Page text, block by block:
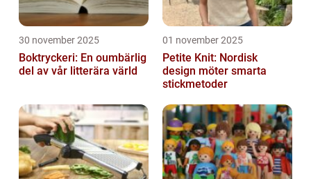
30 november 2025
Boktryckeri: En oumbärlig
del av vår litterära värld
01 november 2025
Petite Knit: Nordisk
design möter smarta
stickmetoder